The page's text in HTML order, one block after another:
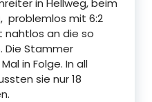
in Hellweg, beim
problemlos mit 6:2
an die so
Die Stammer
in Folge. In all
sie nur 18